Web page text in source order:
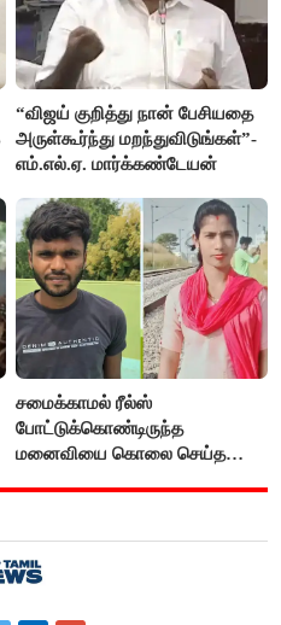
“விஜய் குறித்து நான் பேசியதை
அருள்கூர்ந்து மறந்துவிடுங்கள்”-
எம்.எல்.ஏ. மார்க்கண்டேயன்
சமைக்காமல் ரீல்ஸ்
போட்டுக்கொண்டிருந்த
மனைவியை கொலை செய்த